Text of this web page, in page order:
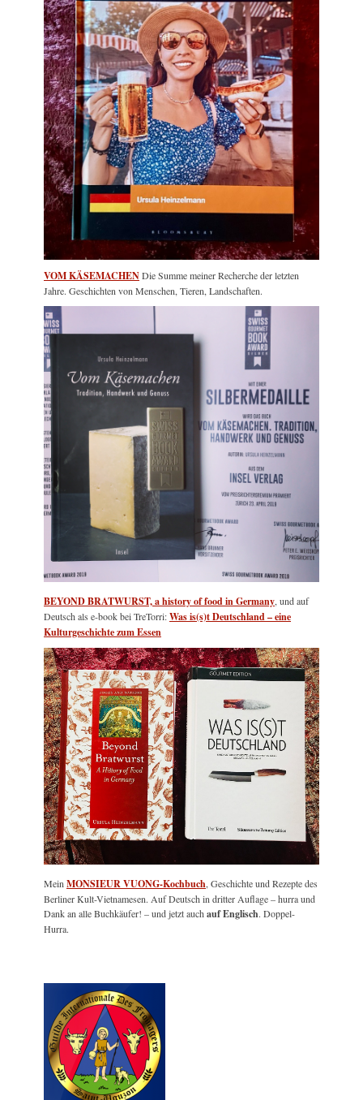
VOM KÄSEMACHENDie Summe meiner Recherche der letzten
Jahre. Geschichten von Menschen, Tieren, Landschaften.
BEYOND BRATWURST, a history of food in Germany, und auf
Deutsch als e-book bei TreTorri:Was is(s)t Deutschland – eine
Kulturgeschichte zum Essen
MeinMONSIEUR VUONG-Kochbuch, Geschichte und Rezepte des
Berliner Kult-Vietnamesen. Auf Deutsch in dritter Auflage – hurra und
Dank an alle Buchkäufer! – und jetzt auchauf Englisch. Doppel-
Hurra.